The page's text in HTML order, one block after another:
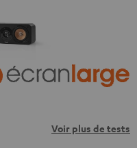
Voir plus de tests